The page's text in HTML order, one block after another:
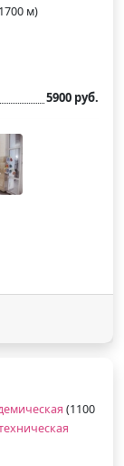
м)
5900 руб.
(1100